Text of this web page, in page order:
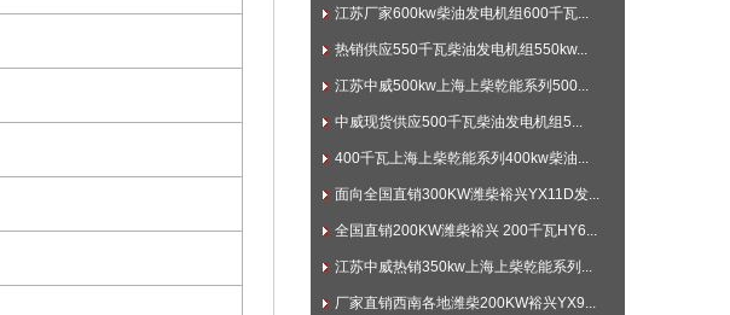
江苏厂家600kw柴油发电机组600千瓦...
热销供应550千瓦柴油发电机组550kw...
江苏中威500kw上海上柴乾能系列500...
中威现货供应500千瓦柴油发电机组5...
400千瓦上海上柴乾能系列400kw柴油...
面向全国直销300KW潍柴裕兴YX11D发...
全国直销200KW潍柴裕兴 200千瓦HY6...
江苏中威热销350kw上海上柴乾能系列...
厂家直销西南各地潍柴200KW裕兴YX9...